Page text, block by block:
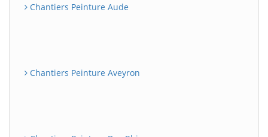
Chantiers Peinture Aude
Chantiers Peinture Aveyron